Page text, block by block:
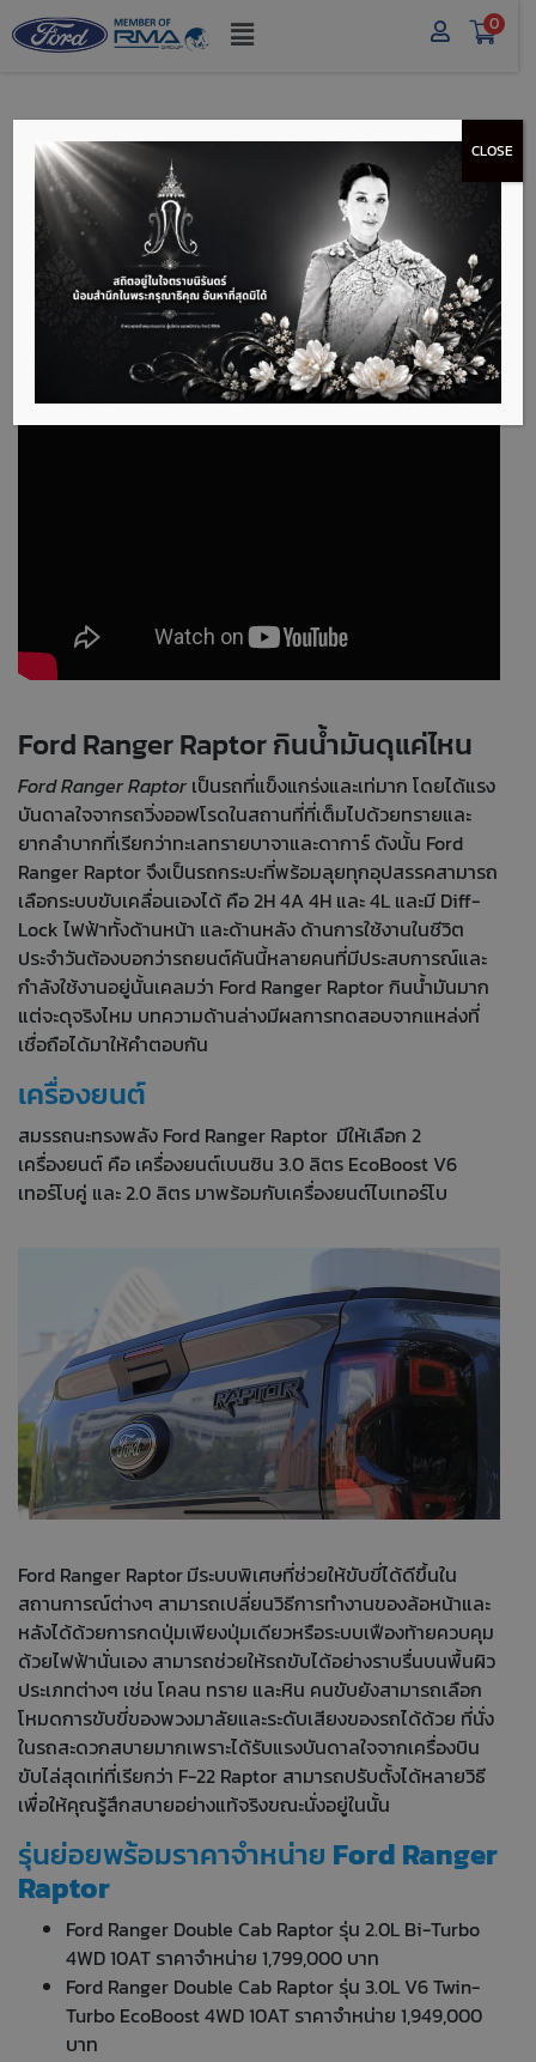
0
FORD RANGER
RAPTOR กินน้ำมันดุแค่
ไหน
Ford Ranger Raptor กินน้ำมันดุแค่ไหน
Ford Ranger Raptor เป็นรถที่แข็งแกร่งและเท่มาก โดยได้แรง
บันดาลใจจากรถวิ่งออฟโรดในสถานที่ที่เต็มไปด้วยทรายและ
ยากลำบากที่เรียกว่าทะเลทรายบาจาและดาการ์ ดังนั้น Ford
Ranger Raptor จึงเป็นรถกระบะที่พร้อมลุยทุกอุปสรรคสามารถ
เลือกระบบขับเคลื่อนเองได้ คือ 2H 4A 4H และ 4L และมี Diff-
Lock ไฟฟ้าทั้งด้านหน้า และด้านหลัง ด้านการใช้งานในชีวิต
ประจำวันต้องบอกว่ารถยนต์คันนี้หลายคนที่มีประสบการณ์และ
กำลังใช้งานอยู่นั้นเคลมว่า Ford Ranger Raptor กินน้ำมันมาก
แต่จะดุจริงไหม บทความด้านล่างมีผลการทดสอบจากแหล่งที่
เชื่อถือได้มาให้คำตอบกัน
เครื่องยนต์
สมรรถนะทรงพลัง Ford Ranger Raptor มีให้เลือก 2
เครื่องยนต์ คือ เครื่องยนต์เบนซิน 3.0 ลิตร EcoBoost V6
เทอร์โบคู่ และ 2.0 ลิตร มาพร้อมกับเครื่องยนต์ไบเทอร์โบ
Ford Ranger Raptorมีระบบพิเศษที่ช่วยให้ขับขี่ได้ดีขึ้นใน
สถานการณ์ต่างๆ สามารถเปลี่ยนวิธีการทำงานของล้อหน้าและ
หลังได้ด้วยการกดปุ่มเพียงปุ่มเดียวหรือระบบเฟืองท้ายควบคุม
ด้วยไฟฟ้านั่นเอง สามารถช่วยให้รถขับได้อย่างราบรื่นบนพื้นผิว
ประเภทต่างๆ เช่น โคลน ทราย และหิน คนขับยังสามารถเลือก
โหมดการขับขี่ของพวงมาลัยและระดับเสียงของรถได้ด้วย ที่นั่ง
ในรถสะดวกสบายมากเพราะได้รับแรงบันดาลใจจากเครื่องบิน
ขับไล่สุดเท่ที่เรียกว่า F-22 Raptor สามารถปรับตั้งได้หลายวิธี
เพื่อให้คุณรู้สึกสบายอย่างแท้จริงขณะนั่งอยู่ในนั้น
รุ่นย่อยพร้อมราคาจำหน่าย Ford Ranger
Raptor
Ford Ranger Double Cab Raptor รุ่น 2.0L Bi-Turbo
4WD 10AT ราคาจำหน่าย 1,799,000 บาท
Ford Ranger Double Cab Raptor รุ่น 3.0L V6 Twin-
Turbo EcoBoost 4WD 10AT ราคาจำหน่าย 1,949,000
บาท
CLOSE